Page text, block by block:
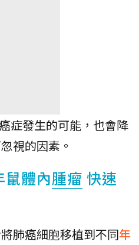
症發生的可能，也會降
視的因素。
體內腫瘤 快速
肺癌細胞移植到不同年